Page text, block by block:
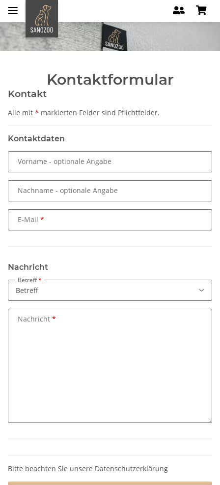
Kontaktformular
Kontakt
Alle mit * markierten Felder sind Pflichtfelder.
Kontaktdaten
Vorname - optionale Angabe
Nachname - optionale Angabe
E-Mail
Nachricht
Betreff
Nachricht
Bitte beachten Sie unsere Datenschutzerklärung